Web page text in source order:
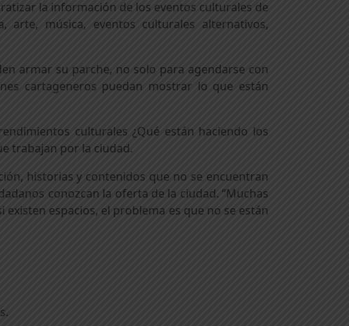
la información de los eventos culturales de
música, eventos culturales alternativos,
armar su parche, no solo para agendarse con
cartageneros puedan mostrar lo que están
culturales ¿Qué están haciendo los
trabajan por la ciudad.
historias y contenidos que no se encuentran
conozcan la oferta de la ciudad. “Muchas
espacios, el problema es que no se están